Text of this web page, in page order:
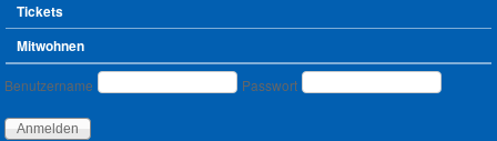
Tickets
Mitwohnen
Benutzeranmeldung
Benutzername Passwort